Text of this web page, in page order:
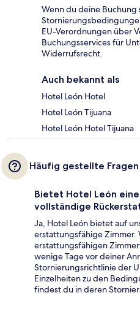
Wenn du deine
EU-Verordnungen über
Buchungsservices für
Widerrufsrecht.
Auch bekannt als
Hotel León Hotel
Hotel León Tijuana
Hotel León Hotel Tijuana
Häufig gestellte Fragen
Bietet Hotel León
vollständige
Ja, Hotel León bietet auf
erstattungsfähige Zimmer.
erstattungsfähigen
wenige Tage vor deiner
Stornierungsrichtlinie der
Einzelheiten zu den
findest du in deren